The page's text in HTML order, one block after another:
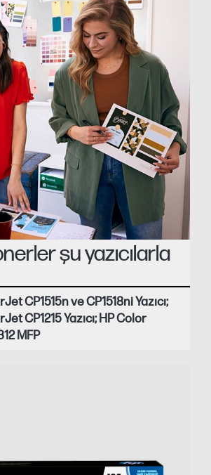
şu yazıcılarla
CP1515n ve CP1518ni Yazıcı;
CP1215 Yazıcı; HP Color
MFP